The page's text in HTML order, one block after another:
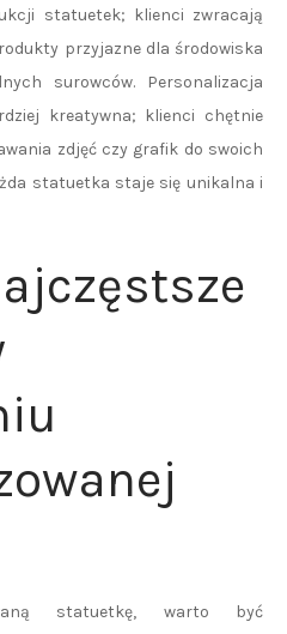
statuetek; klienci zwracają
przyjazne dla środowiska
surowców. Personalizacja
kreatywna; klienci chętnie
zdjęć czy grafik do swoich
statuetka staje się unikalna i
statuetkę, warto być